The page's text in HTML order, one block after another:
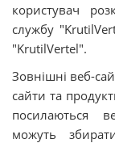
користувач
службу
"KrutilVertel".
Зовнішні веб-
сайти та
посилаються
можуть